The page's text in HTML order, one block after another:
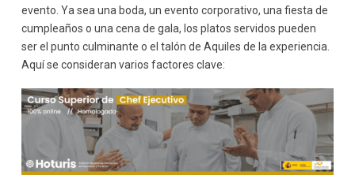
evento. Ya sea una boda, un evento corporativo, una fiesta de
cumpleaños o una cena de gala, los platos servidos pueden
ser el punto culminante o el talón de Aquiles de la experiencia.
Aquí se consideran varios factores clave: